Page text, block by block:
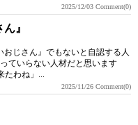
2025/12/03 Comment(0)
』
おじさん』でもないと自認する人
ていらない人材だと思います
たわね」...
2025/11/26 Comment(0)